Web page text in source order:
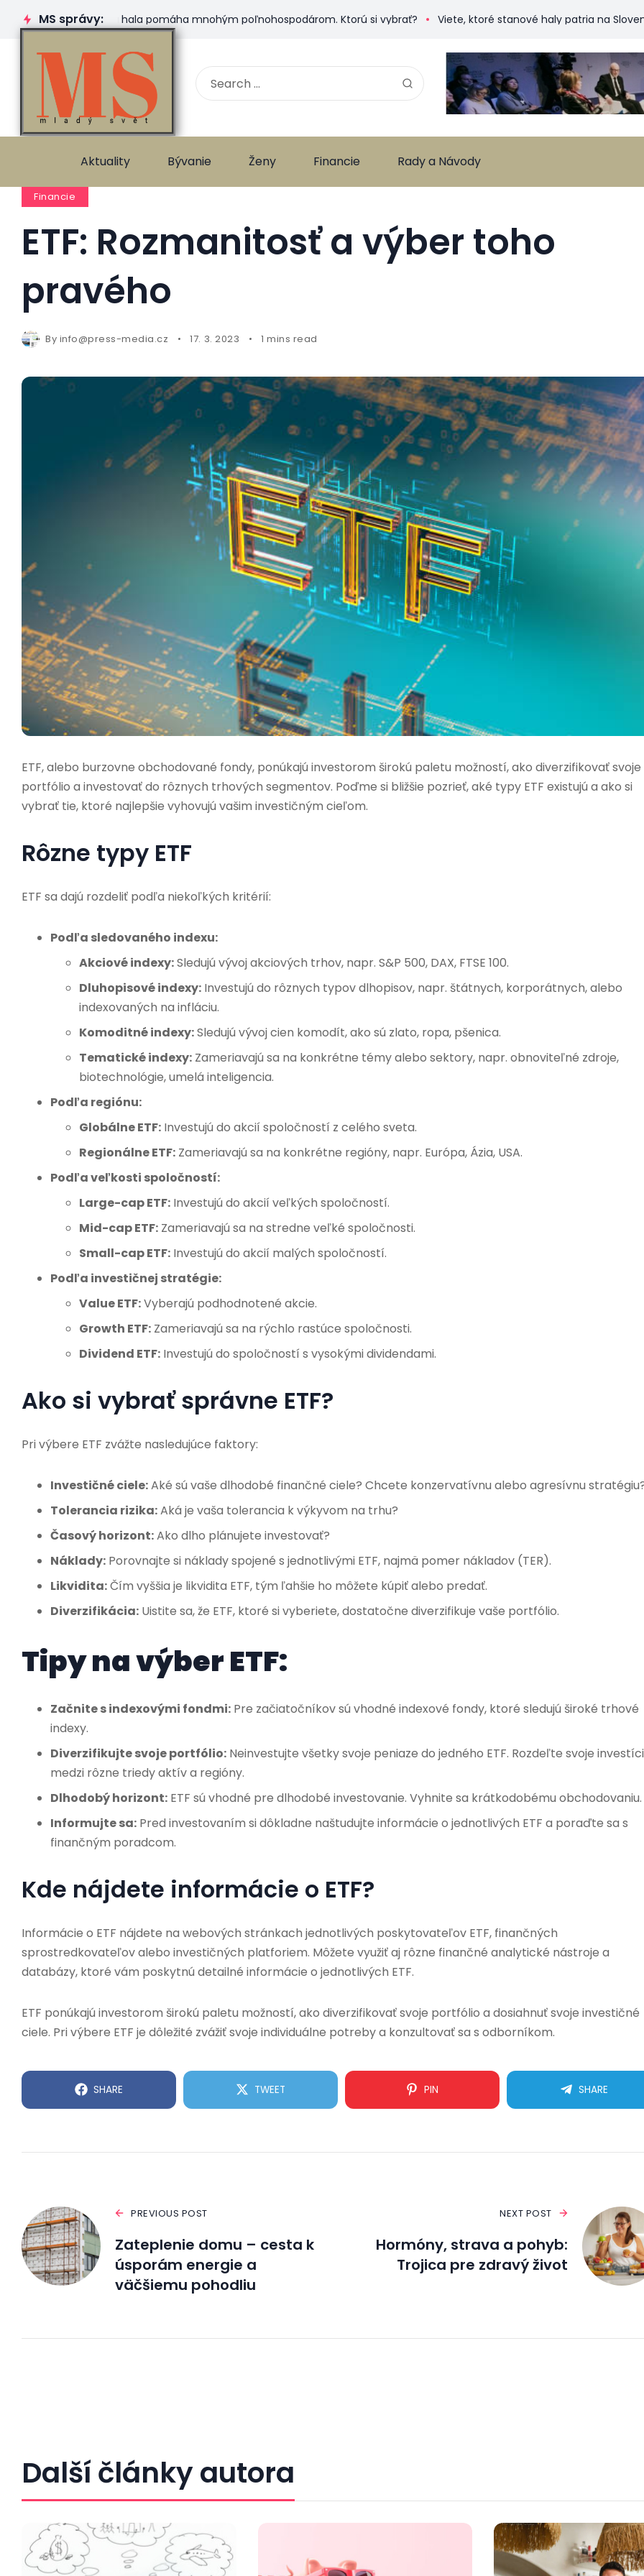
MS správy:
Plachtová hala pomáha mnohým poľnohospodárom. Ktorú si vybrať? Viete, ktoré stanové haly patria na Slovensku k
Aktuality Bývanie Ženy Financie Rady a Návody
Financie
ETF: Rozmanitosť a výber toho
pravého
By info@press-media.cz 17. 3. 2023 1 mins read
ETF, alebo burzovne obchodované fondy, ponúkajú investorom širokú paletu možností, ako diverzifikovať svoje
portfólio a investovať do rôznych trhových segmentov. Poďme si bližšie pozrieť, aké typy ETF existujú a ako si
vybrať tie, ktoré najlepšie vyhovujú vašim investičným cieľom.
Rôzne typy ETF
ETF sa dajú rozdeliť podľa niekoľkých kritérií:
Podľa sledovaného indexu:
Akciové indexy:Sledujú vývoj akciových trhov, napr. S&P 500, DAX, FTSE 100.
Dluhopisové indexy: Investujú do rôznych typov dlhopisov, napr. štátnych, korporátnych, alebo
indexovaných na infláciu.
Komoditné indexy:Sledujú vývoj cien komodít, ako sú zlato, ropa, pšenica.
Tematické indexy: Zameriavajú sa na konkrétne témy alebo sektory, napr. obnoviteľné zdroje,
biotechnológie, umelá inteligencia.
Podľa regiónu:
Globálne ETF: Investujú do akcií spoločností z celého sveta.
Regionálne ETF: Zameriavajú sa na konkrétne regióny, napr. Európa, Ázia, USA.
Podľa veľkosti spoločností:
Large-cap ETF: Investujú do akcií veľkých spoločností.
Mid-cap ETF: Zameriavajú sa na stredne veľké spoločnosti.
Small-cap ETF: Investujú do akcií malých spoločností.
Podľa investičnej stratégie:
Value ETF:Vyberajú podhodnotené akcie.
Growth ETF: Zameriavajú sa na rýchlo rastúce spoločnosti.
Dividend ETF: Investujú do spoločností s vysokými dividendami.
Ako si vybrať správne ETF?
Pri výbere ETF zvážte nasledujúce faktory:
Investičné ciele:Aké sú vaše dlhodobé finančné ciele? Chcete konzervatívnu alebo agresívnu
Tolerancia rizika:Aká je vaša tolerancia k výkyvom na trhu?
Časový horizont:Ako dlho plánujete investovať?
Náklady: Porovnajte si náklady spojené s jednotlivými ETF, najmä pomer nákladov (TER).
Likvidita:Čím vyššia je likvidita ETF, tým ľahšie ho môžete kúpiť alebo predať.
Diverzifikácia: Uistite sa, že ETF, ktoré si vyberiete, dostatočne diverzifikuje vaše portfólio.
Tipy na výber ETF:
Začnite s indexovými fondmi: Pre začiatočníkov sú vhodné indexové fondy, ktoré sledujú široké trhové
indexy.
Diverzifikujte svoje portfólio: Neinvestujte všetky svoje peniaze do jedného ETF. Rozdeľte svoje
medzi rôzne triedy aktív a regióny.
Dlhodobý horizont: ETF sú vhodné pre dlhodobé investovanie. Vyhnite sa krátkodobému obchodovaniu.
Informujte sa: Pred investovaním si dôkladne naštudujte informácie o jednotlivých ETF a poraďte sa s
finančným poradcom.
Kde nájdete informácie o ETF?
Informácie o ETF nájdete na webových stránkach jednotlivých poskytovateľov ETF, finančných
sprostredkovateľov alebo investičných platforiem. Môžete využiť aj rôzne finančné analytické nástroje a
databázy, ktoré vám poskytnú detailné informácie o jednotlivých ETF.
ETF ponúkajú investorom širokú paletu možností, ako diverzifikovať svoje portfólio a dosiahnuť svoje investičné
ciele. Pri výbere ETF je dôležité zvážiť svoje individuálne potreby a konzultovať sa s odborníkom.
SHARE TWEET PIN SHARE
PREVIOUS POST
Zateplenie domu – cesta k
úsporám energie a
väčšiemu pohodliu
NEXT POST
Hormóny, strava a pohyb:
Trojica pre zdravý život
Další články autora